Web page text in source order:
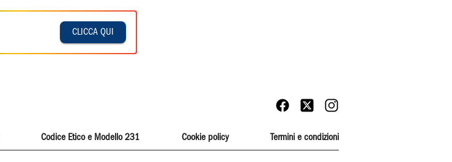
CLICCA QUI
Codice Etico e Modello 231 Cookie policy Termini e condizioni